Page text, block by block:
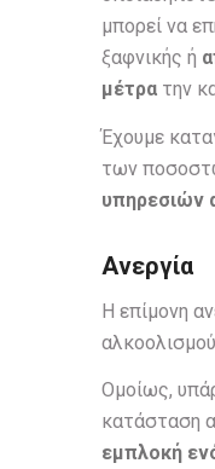
μπορεί να
ξαφνικής ή
μέτρατην
Έχουμε
των
υπηρεσιών
Ανεργία
Η επίμονη
Ομοίως,
κατάσταση
εμπλοκή